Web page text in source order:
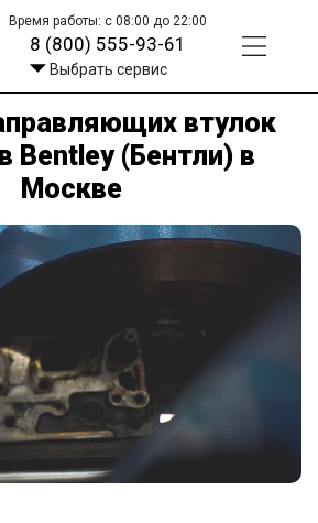
Время работы: с 08:00 до 22:00
8 (800) 555-93-61
Выбрать сервис
втулок
Bentley (Бентли) в
Москве